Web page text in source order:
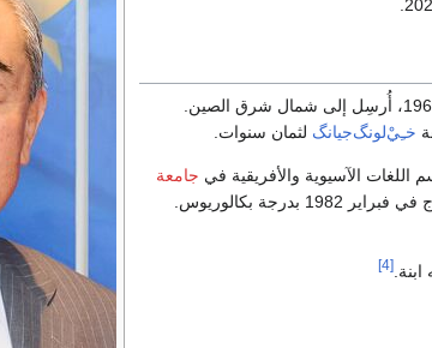
. وبعد تخرجه من المدرسة الثانوية في سبتمبر 1969، أُرسِل إلى شمال شرق الصين.
خـِيْ‌لونگ‌جيانگ لثمان سنوات.
جامعة
في الجامعة، ليتخرج في فبراير 1982 بدرجة بكالوريوس.
ابنة.[4]